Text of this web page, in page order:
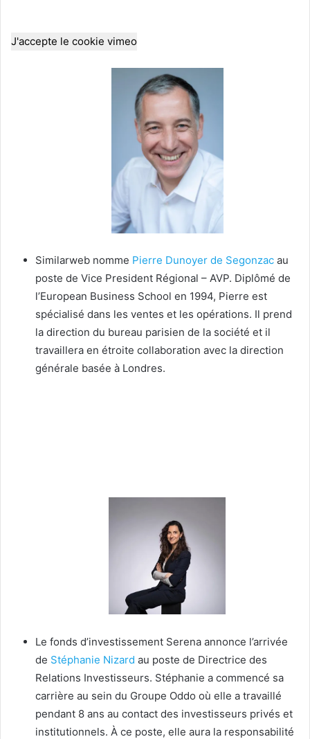
J'accepte le cookie vimeo
Similarweb nomme Pierre Dunoyer de Segonzac au
poste de Vice President Régional – AVP. Diplômé de
l’European Business School en 1994, Pierre est
spécialisé dans les ventes et les opérations. Il prend
la direction du bureau parisien de la société et il
travaillera en étroite collaboration avec la direction
générale basée à Londres.
Le fonds d’investissement Serena annonce l’arrivée
de Stéphanie Nizard au poste de Directrice des
Relations Investisseurs. Stéphanie a commencé sa
carrière au sein du Groupe Oddo où elle a travaillé
pendant 8 ans au contact des investisseurs privés et
institutionnels. À ce poste, elle aura la responsabilité